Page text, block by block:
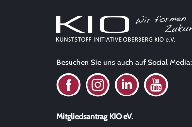
Besuchen Sie uns auch auf Social Media:
Mitgliedsantrag KIO eV.